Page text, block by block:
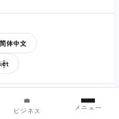
简体中文
v3.0.0 build 20260505
💼
ビジネス
メニュー